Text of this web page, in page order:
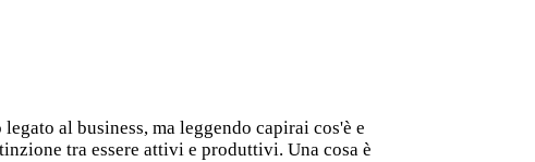
al business, ma leggendo capirai cos'è e
tra essere attivi e produttivi. Una cosa è